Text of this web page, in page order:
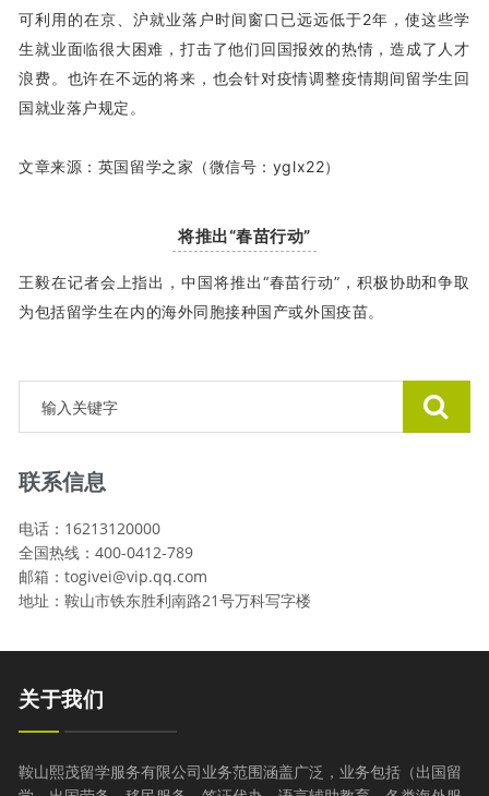
可利用的在京、沪就业落户时间窗口已远远低于2年，使这些学
生就业面临很大困难，打击了他们回国报效的热情，造成了人才
浪费。也许在不远的将来，也会针对疫情调整疫情期间留学生回
国就业落户规定。
文章来源：英国留学之家（微信号：yglx22）
将推出“春苗行动”
王毅在记者会上指出，中国将推出“春苗行动” ，积极协助和争取
为包括留学生在内的海外同胞接种国产或外国疫苗。
联系信息
电话：16213120000
全国热线：400-0412-789
邮箱：togivei@vip.qq.com
地址：鞍山市铁东胜利南路21号万科写字楼
关于我们
鞍山熙茂留学服务有限公司业务范围涵盖广泛，业务包括（出国留